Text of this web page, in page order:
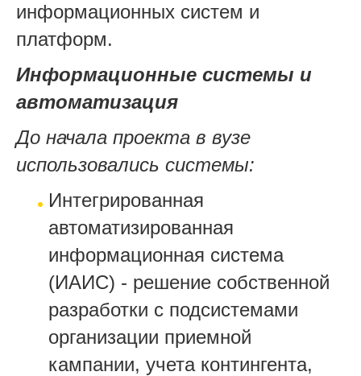
информационных систем и
платформ.
Информационные системы и
автоматизация
До начала проекта в вузе
использовались системы:
Интегрированная
автоматизированная
информационная система
(ИАИС) - решение собственной
разработки c подсистемами
организации приемной
кампании, учета контингента,